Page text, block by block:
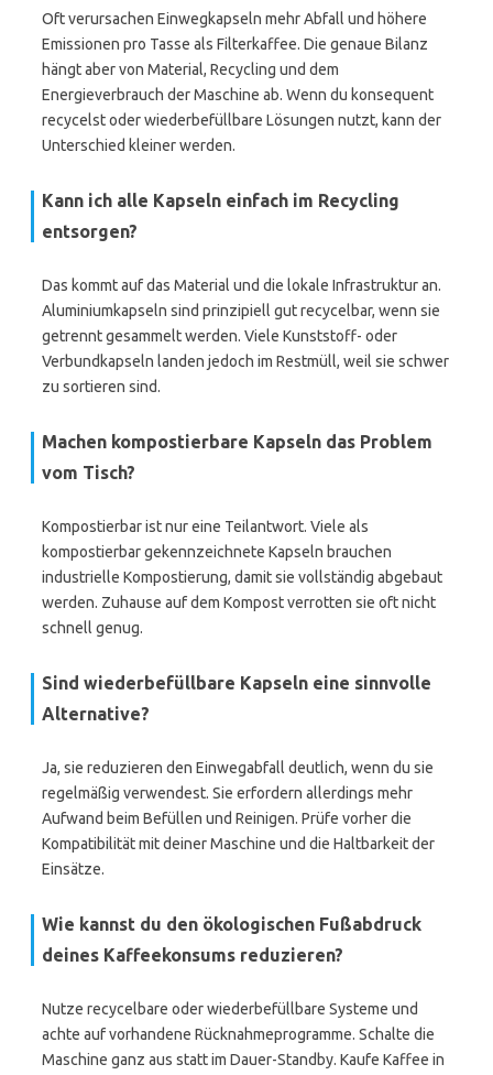
Oft verursachen Einwegkapseln mehr Abfall und höhere
Emissionen pro Tasse als Filterkaffee. Die genaue Bilanz
hängt aber von Material, Recycling und dem
Energieverbrauch der Maschine ab. Wenn du konsequent
recycelst oder wiederbefüllbare Lösungen nutzt, kann der
Unterschied kleiner werden.
Kann ich alle Kapseln einfach im Recycling
entsorgen?
Das kommt auf das Material und die lokale Infrastruktur an.
Aluminiumkapseln sind prinzipiell gut recycelbar, wenn sie
getrennt gesammelt werden. Viele Kunststoff- oder
Verbundkapseln landen jedoch im Restmüll, weil sie schwer
zu sortieren sind.
Machen kompostierbare Kapseln das Problem
vom Tisch?
Kompostierbar ist nur eine Teilantwort. Viele als
kompostierbar gekennzeichnete Kapseln brauchen
industrielle Kompostierung, damit sie vollständig abgebaut
werden. Zuhause auf dem Kompost verrotten sie oft nicht
schnell genug.
Sind wiederbefüllbare Kapseln eine sinnvolle
Alternative?
Ja, sie reduzieren den Einwegabfall deutlich, wenn du sie
regelmäßig verwendest. Sie erfordern allerdings mehr
Aufwand beim Befüllen und Reinigen. Prüfe vorher die
Kompatibilität mit deiner Maschine und die Haltbarkeit der
Einsätze.
Wie kannst du den ökologischen Fußabdruck
deines Kaffeekonsums reduzieren?
Nutze recycelbare oder wiederbefüllbare Systeme und
achte auf vorhandene Rücknahmeprogramme. Schalte die
Maschine ganz aus statt im Dauer-Standby. Kaufe Kaffee in